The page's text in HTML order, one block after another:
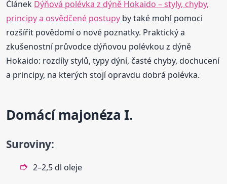
Článek Dýňová polévka z dýně Hokaido – styly, chyby,
principy a osvědčené postupy by také mohl pomoci
rozšířit povědomí o nové poznatky. Praktický a
zkušenostní průvodce dýňovou polévkou z dýně
Hokaido: rozdíly stylů, typy dýní, časté chyby, dochucení
a principy, na kterých stojí opravdu dobrá polévka.
Domácí majonéza I.
Suroviny:
2–2,5 dl oleje